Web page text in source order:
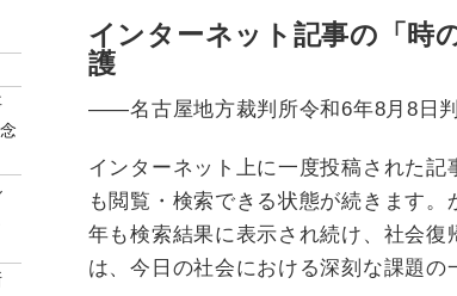
インターネット記事の「時
護
――名古屋地方裁判所令和6年8月8日
インターネット上に一度投稿された
も閲覧・検索できる状態が続きます
年も検索結果に表示され続け、社会
は、今日の社会における深刻な課題の